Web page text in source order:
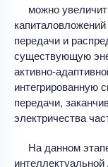
можно
передачи и
существующую
активно-
интегрированную
передачи,
электричества
На данном